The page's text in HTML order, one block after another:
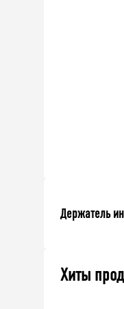
Держатель
Хиты